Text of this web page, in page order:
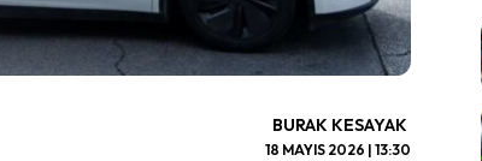
BURAK KESAYAK
18 MAYIS 2026 | 13:30